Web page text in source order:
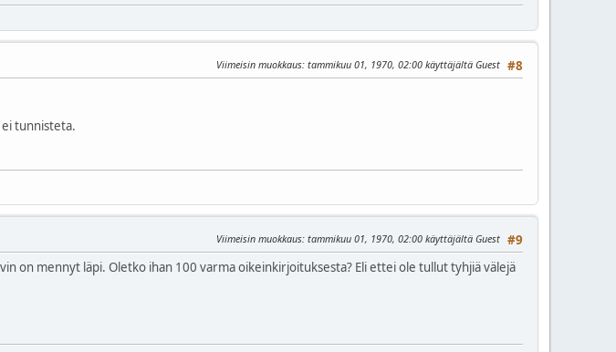
#8
Viimeisin muokkaus: tammikuu 01, 1970, 02:00 käyttäjältä Guest
ei tunnisteta.
#9
Viimeisin muokkaus: tammikuu 01, 1970, 02:00 käyttäjältä Guest
on mennyt läpi. Oletko ihan 100 varma oikeinkirjoituksesta? Eli ettei ole tullut tyhjiä välejä